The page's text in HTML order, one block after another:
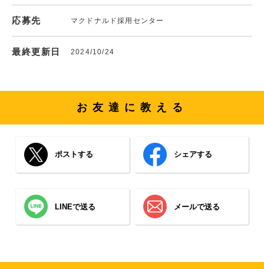
応募先 マクドナルド採用センター
最終更新日 2024/10/24
お友達に教える
ポストする シェアする
LINEで送る メールで送る